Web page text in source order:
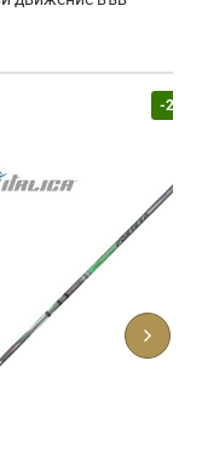
-20%